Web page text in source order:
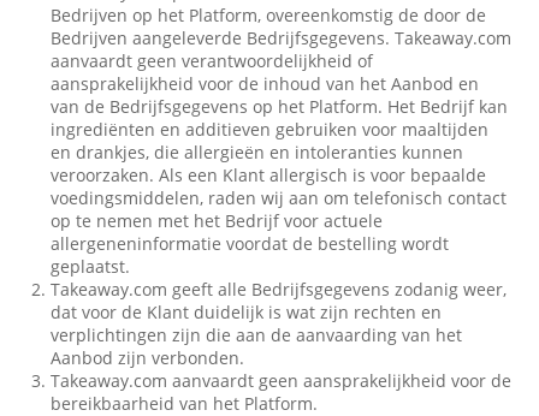
Bedrijven op het Platform, overeenkomstig de door de
Bedrijven aangeleverde Bedrijfsgegevens. Takeaway.com
aanvaardt geen verantwoordelijkheid of
aansprakelijkheid voor de inhoud van het Aanbod en
van de Bedrijfsgegevens op het Platform. Het Bedrijf kan
ingrediënten en additieven gebruiken voor maaltijden
en drankjes, die allergieën en intoleranties kunnen
veroorzaken. Als een Klant allergisch is voor bepaalde
voedingsmiddelen, raden wij aan om telefonisch contact
op te nemen met het Bedrijf voor actuele
allergeneninformatie voordat de bestelling wordt
geplaatst.
Takeaway.com geeft alle Bedrijfsgegevens zodanig weer,
dat voor de Klant duidelijk is wat zijn rechten en
verplichtingen zijn die aan de aanvaarding van het
Aanbod zijn verbonden.
Takeaway.com aanvaardt geen aansprakelijkheid voor de
bereikbaarheid van het Platform.